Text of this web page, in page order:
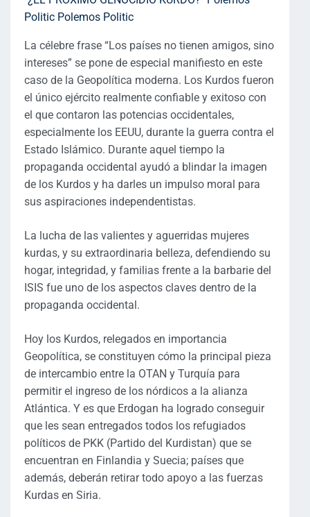
La célebre frase “Los países no tienen amigos, sino
intereses” se pone de especial manifiesto en este
caso de la Geopolítica moderna. Los Kurdos fueron
el único ejército realmente confiable y exitoso con
el que contaron las potencias occidentales,
especialmente los EEUU, durante la guerra contra el
Estado Islámico. Durante aquel tiempo la
propaganda occidental ayudó a blindar la imagen
de los Kurdos y ha darles un impulso moral para
sus aspiraciones independentistas.
La lucha de las valientes y aguerridas mujeres
kurdas, y su extraordinaria belleza, defendiendo su
hogar, integridad, y familias frente a la barbarie del
ISIS fue uno de los aspectos claves dentro de la
propaganda occidental.
Hoy los Kurdos, relegados en importancia
Geopolítica, se constituyen cómo la principal pieza
de intercambio entre la OTAN y Turquía para
permitir el ingreso de los nórdicos a la alianza
Atlántica. Y es que Erdogan ha logrado conseguir
que les sean entregados todos los refugiados
políticos de PKK (Partido del Kurdistan) que se
encuentran en Finlandia y Suecia; países que
además, deberán retirar todo apoyo a las fuerzas
Kurdas en Siria.